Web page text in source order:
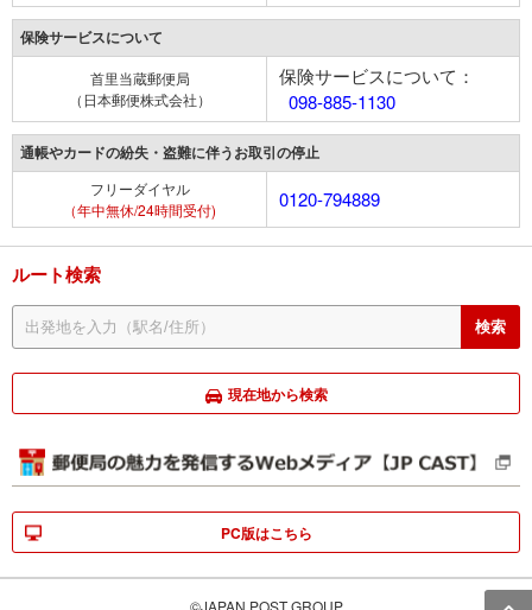
保険サービスについて
首里当蔵郵便局
（日本郵便株式会社）
保険サービスについて：
098-885-1130
通帳やカードの紛失・盗難に伴うお取引の停止
フリーダイヤル
（年中無休/24時間受付)
0120-794889
ルート検索
現在地から検索
PC版はこちら